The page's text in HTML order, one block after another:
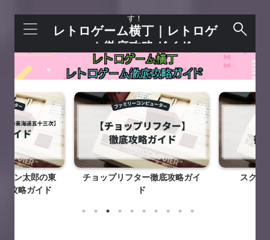
す！
レトロゲーム横丁｜レトロゲ
ーム徹底攻略ガイド
ン太郎の東
略ガイド
チョップリフター徹底攻略ガイ
スクー